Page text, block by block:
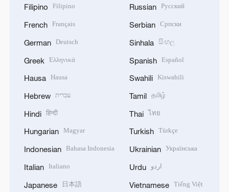
Filipino Filipino
French Français
German Deutsch
Greek Ελληνικά
Hausa Hausa
Hebrew עברית
Hindi हिन्दी
Hungarian Magyar
Indonesian Bahasa Indonesia
Italian Italiano
Japanese 日本語
Russian Русский
Serbian Српски
Sinhala සිංහල
Spanish Español
Swahili Kiswahili
Tamil தமிழ்
Thai ไทย
Turkish Türkçe
Ukrainian Українська
Urdu اردو
Vietnamese Tiếng Việt